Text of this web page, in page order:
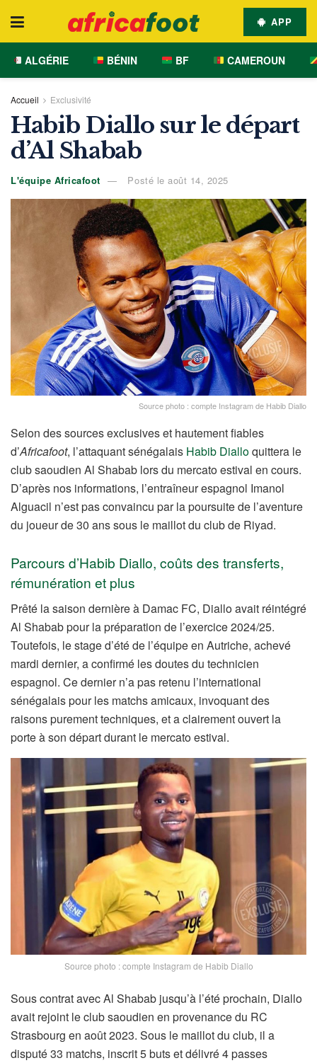
APP
ALGÉRIE BÉNIN BF CAMEROUN
Accueil Exclusivité
Habib Diallo sur le départ
d’Al Shabab
L'équipe Africafoot Posté le août 14, 2025
Source photo : compte Instagram de Habib Diallo
Selon des sources exclusives et hautement fiables
d’Africafoot, l’attaquant sénégalais Habib Dialloquittera le
club saoudien Al Shabab lors du mercato estival en cours.
D’après nos informations, l’entraîneur espagnol Imanol
Alguacil n’est pas convaincu par la poursuite de l’aventure
du joueur de 30 ans sous le maillot du club de Riyad.
Parcours d’Habib Diallo, coûts des transferts,
rémunération et plus
Prêté la saison dernière à Damac FC, Diallo avait réintégré
Al Shabab pour la préparation de l’exercice 2024/25.
Toutefois, le stage d’été de l’équipe en Autriche, achevé
mardi dernier, a confirmé les doutes du technicien
espagnol. Ce dernier n’a pas retenu l’international
sénégalais pour les matchs amicaux, invoquant des
raisons purement techniques, et a clairement ouvert la
porte à son départ durant le mercato estival.
Source photo : compte Instagram de Habib Diallo
Sous contrat avec Al Shabab jusqu’à l’été prochain, Diallo
avait rejoint le club saoudien en provenance du RC
Strasbourg en août 2023. Sous le maillot du club, il a
disputé 33 matchs, inscrit 5 buts et délivré 4 passes